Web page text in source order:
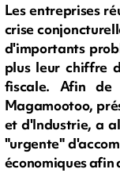
Les entreprises
crise
d'importants
plus leur chiffre
fiscale. Afin de
Magamootoo,
et d'Industrie, a
"urgente"
économiques afin